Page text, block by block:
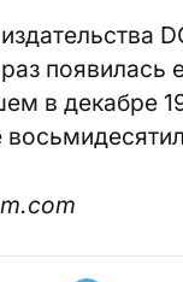
появилась
в декабре